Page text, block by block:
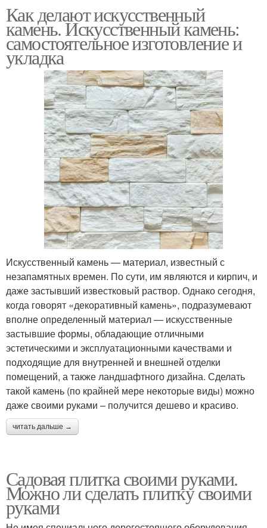
Как делают искусственный
камень. Искусственный камень:
самостоятельное изготовление и
укладка
Искусственный камень — материал, известный с
незапамятных времен. По сути, им являются и кирпич, и
даже застывший известковый раствор. Однако сегодня,
когда говорят «декоративный камень», подразумевают
вполне определенный материал — искусственные
застывшие формы, обладающие отличными
эстетическими и эксплуатационными качествами и
подходящие для внутренней и внешней отделки
помещений, а также ландшафтного дизайна. Сделать
такой камень (по крайней мере некоторые виды) можно
даже своими руками – получится дешево и красиво.
читать дальше →
Садовая плитка своими руками.
Можно ли сделать плитку своими
руками